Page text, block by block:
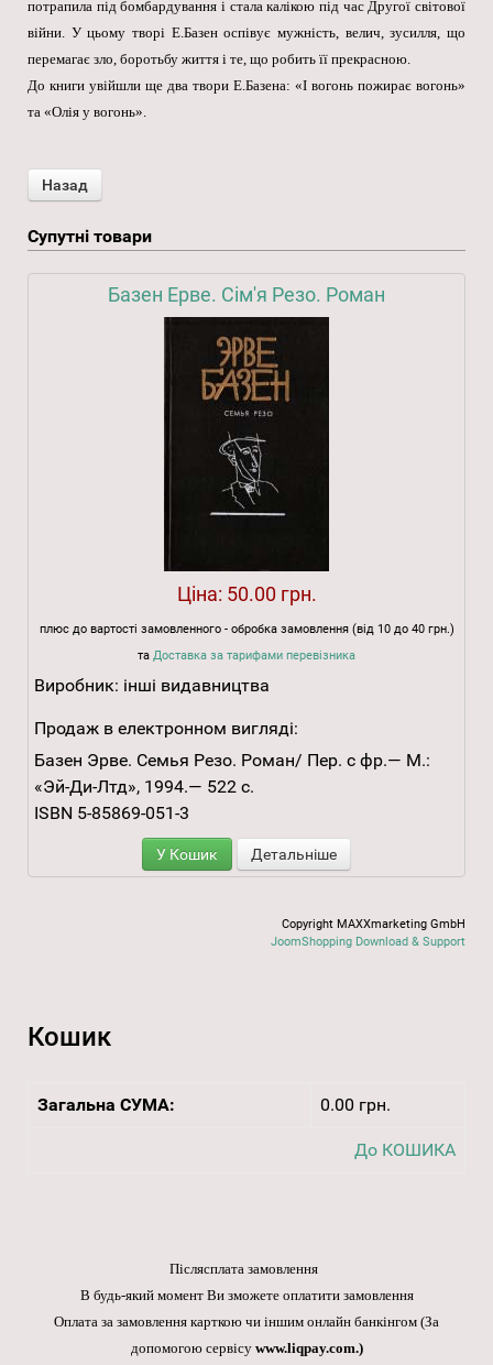
потрапила під бомбардування і стала калікою під час Другої світової
війни. У цьому творі Е.Базен оспівує мужність, велич, зусилля, що
перемагає зло, боротьбу життя і те, що робить її прекрасною.
До книги увійшли ще два твори Е.Базена: «І вогонь пожирає вогонь»
та «Олія у вогонь».
Супутні товари
Базен Ерве. Сім'я Резо. Роман
Ціна: 50.00 грн.
плюс до вартості замовленного - обробка замовлення (від 10 до 40 грн.)
та Доставка за тарифами перевізника
Виробник: інші видавництва
Продаж в електронном вигляді:
Базен Эрве. Семья Резо. Роман/ Пер. с фр.— М.:
«Эй-Ди-Лтд», 1994.— 522 с.
ISBN 5-85869-051-3
У Кошик Детальніше
Copyright MAXXmarketing GmbH
JoomShopping Download & Support
Кошик
Загальна СУМА: 0.00 грн.
До КОШИКА
Післясплата замовлення
В будь-який момент Ви зможете оплатити замовлення
Оплата за замовлення карткою чи іншим онлайн банкінгом (За
допомогою сервісу www.liqpay.com.)